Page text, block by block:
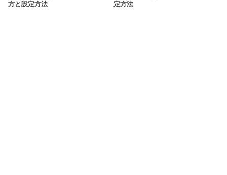
方と設定方法
定方法